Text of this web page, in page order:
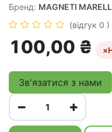
Бренд: MAGNETI
(відгук 0 )
100,00 ₴ ×
Зв'язатися з нами